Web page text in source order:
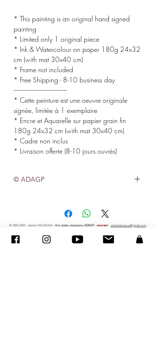
* This painting is an original hand signed
painting
* Limited only 1 original piece
* Ink & Watercolour on paper 180g 24x32
cm (with mat 30x40 cm)
* Frame not included
* Free Shipping - 8-10 business day
-------------------------------------
* Cette peinture est une oeuvre originale
signée, limitée à 1 exemplaire
* Encre et Aquarelle sur papier grain fin
180g 24x32 cm (with mat 30x40 cm)
* Cadre non inclus
* Livraison offerte (8-10 jours ouvrés)
© ADAGP
© 2005-2020- Sandra ENCAOUA - Все права защищены ADAGP- контакт - sandraencaoua@gmail.com